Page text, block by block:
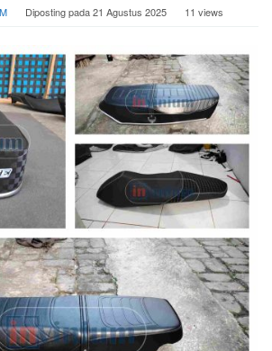
Diposting pada21 Agustus 2025 11 views